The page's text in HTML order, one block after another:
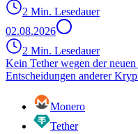
2 Min. Lesedauer
02.08.2026
2 Min. Lesedauer
Kein Tether wegen der
Entscheidungen anderer
Monero
Tether